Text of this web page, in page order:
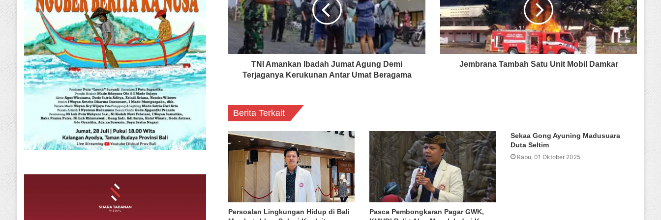
TNI Amankan Ibadah Jumat Agung Demi
Terjaganya Kerukunan Antar Umat Beragama
Jembrana Tambah Satu Unit Mobil Damkar
Berita Terkait
Persoalan Lingkungan Hidup di Bali
Pasca Pembongkaran Pagar GWK,
Sekaa Gong Ayuning Madusuara
Duta Seltim
Rabu, 01 Oktober 2025